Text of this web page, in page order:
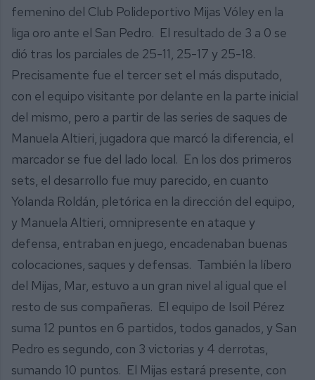
femenino del Club Polideportivo Mijas Vóley en la
liga oro ante el San Pedro. El resultado de 3 a 0 se
dió tras los parciales de 25-11, 25-17 y 25-18.
Precisamente fue el tercer set el más disputado,
con el equipo visitante por delante en la parte inicial
del mismo, pero a partir de las series de saques de
Manuela Altieri, jugadora que marcó la diferencia, el
marcador se fue del lado local. En los dos primeros
sets, el desarrollo fue muy parecido, en cuanto
Yolanda Roldán, pletórica en la dirección del equipo,
y Manuela Altieri, omnipresente en ataque y
defensa, entraban en juego, encadenaban buenas
colocaciones, saques y defensas. También la líbero
del Mijas, Mar, estuvo a un gran nivel al igual que el
resto de sus compañeras. El equipo de Isoil Pérez
suma 12 puntos en 6 partidos, todos ganados, y San
Pedro es segundo, con 3 victorias y 4 derrotas,
sumando 10 puntos. El Mijas estará presente, con